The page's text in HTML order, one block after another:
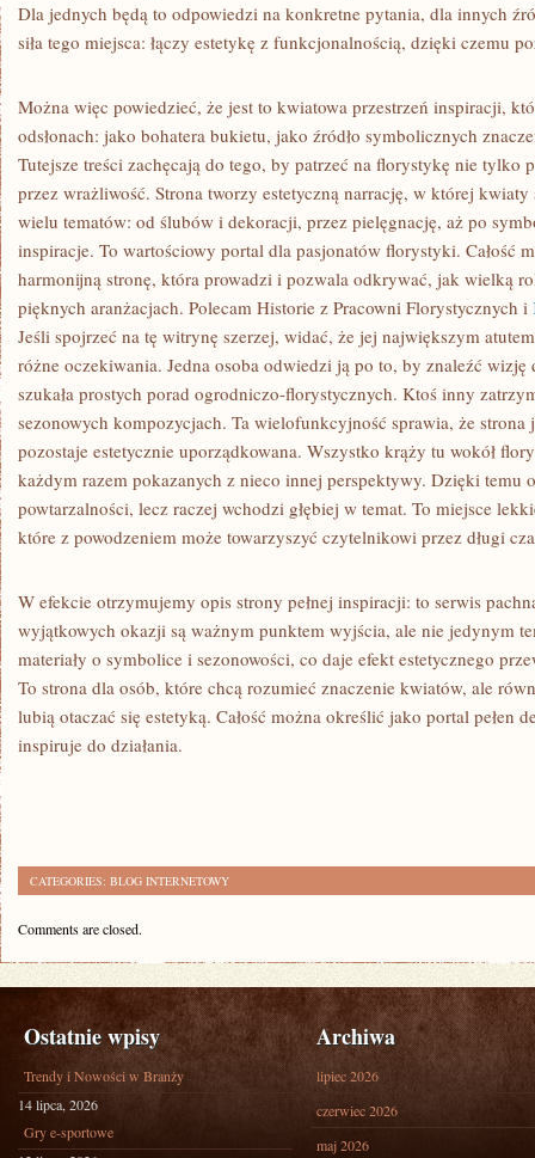
Dla jednych będą to odpowiedzi na konkretne pytania, dla innych
siła tego miejsca: łączy estetykę z funkcjonalnością, dzięki czemu
Można więc powiedzieć, że jest to kwiatowa przestrzeń inspiracji,
odsłonach: jako bohatera bukietu, jako źródło symbolicznych
Tutejsze treści zachęcają do tego, by patrzeć na florystykę nie tylko
przez wrażliwość. Strona tworzy estetyczną narrację, w której
wielu tematów: od ślubów i dekoracji, przez pielęgnację, aż po
inspiracje. To wartościowy portal dla pasjonatów florystyki. Całość
harmonijną stronę, która prowadzi i pozwala odkrywać, jak wielką
pięknych aranżacjach. Polecam Historie z Pracowni Florystycznych i
Jeśli spojrzeć na tę witrynę szerzej, widać, że jej największym
różne oczekiwania. Jedna osoba odwiedzi ją po to, by znaleźć
szukała prostych porad ogrodniczo-florystycznych. Ktoś inny
sezonowych kompozycjach. Ta wielofunkcyjność sprawia, że strona
pozostaje estetycznie uporządkowana. Wszystko krąży tu wokół
każdym razem pokazanych z nieco innej perspektywy. Dzięki temu
powtarzalności, lecz raczej wchodzi głębiej w temat. To miejsce
które z powodzeniem może towarzyszyć czytelnikowi przez długi
W efekcie otrzymujemy opis strony pełnej inspiracji: to serwis
wyjątkowych okazji są ważnym punktem wyjścia, ale nie jedynym
materiały o symbolice i sezonowości, co daje efekt estetycznego
To strona dla osób, które chcą rozumieć znaczenie kwiatów, ale
lubią otaczać się estetyką. Całość można określić jako portal pełen
inspiruje do działania.
CATEGORIES: BLOG INTERNETOWY
Comments are closed.
Ostatnie wpisy
Trendy i Nowości w Branży
14 lipca, 2026
Gry e-sportowe
Archiwa
lipiec 2026
czerwiec 2026
maj 2026